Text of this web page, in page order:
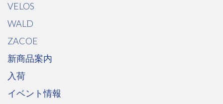
VELOS
WALD
ZACOE
新商品案内
入荷
イベント情報